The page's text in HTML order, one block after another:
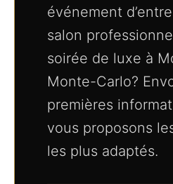
événement
salon
soirée de luxe à
Monte-Carlo?
premières
vous proposons
les plus adaptés.